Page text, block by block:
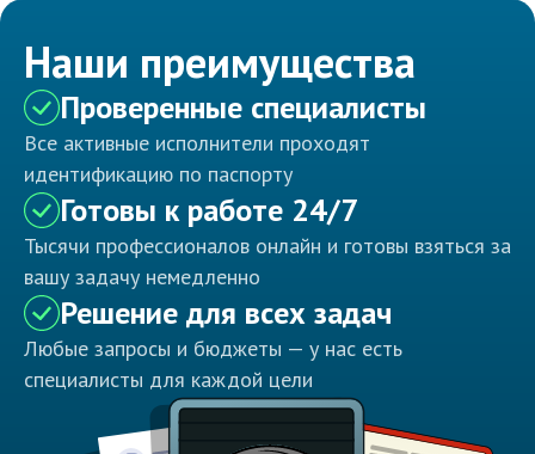
Наши преимущества
Проверенные специалисты
Все активные исполнители проходят
идентификацию по паспорту
Готовы к работе 24/7
Тысячи профессионалов онлайн и готовы взяться за
вашу задачу немедленно
Решение для всех задач
Любые запросы и бюджеты — у нас есть
специалисты для каждой цели